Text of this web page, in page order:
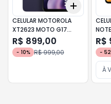
5
Add
CELULAR MOTOROLA
XT2623 MOTO G17
128GB / 12GB RAM ROXO
R$ 899,00
- 10% R$ 999,00
4GB/
R$
- 52
À